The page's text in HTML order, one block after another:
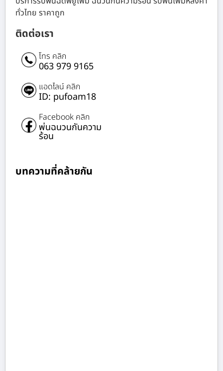
ทั่วไทย ราคาถูก
ติดต่อเรา
โทร คลิก
063 979 9165
แอดไลน์ คลิก
ID: pufoam18
Facebook คลิก
พ่นฉนวนกันความ
ร้อน
บทความที่คล้ายกัน